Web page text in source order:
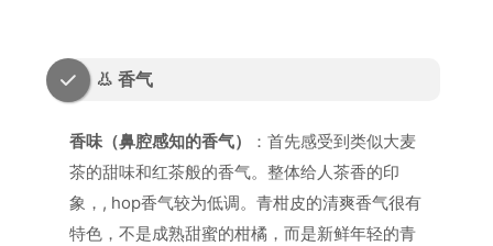
👃 香气
香味（鼻腔感知的香气）
：首先感受到类似大麦
茶的甜味和红茶般的香气。整体给人茶香的印
象，, hop香气较为低调。青柑皮的清爽香气很有
特色，不是成熟甜蜜的柑橘，而是新鲜年轻的青